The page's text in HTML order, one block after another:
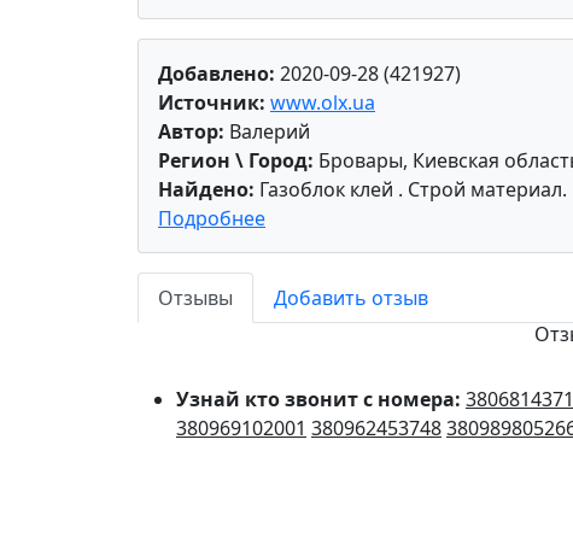
Добавлено: 2020-09-28 (421927)
Источник: www.olx.ua
Автор: Валерий
Регион \ Город: Бровары, Киевская
Найдено: Газоблок клей . Строй
Подробнее
Отзывы
Добавить отзыв
Узнай кто звонит с номера:
380969102001 380962453748